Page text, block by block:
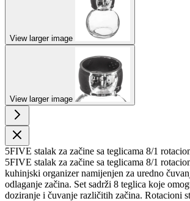
View larger image
View larger image
5FIVE stalak za začine sa teglicama 8/1
5FIVE stalak za začine sa teglicama 8/1
kuhinjski organizer namijenjen za uredno
odlaganje začina. Set sadrži 8 teglica koje
doziranje i čuvanje različitih začina. Rotacioni